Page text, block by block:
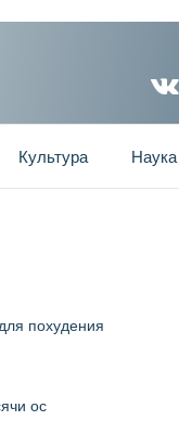
Культура Наука
похудения
ос